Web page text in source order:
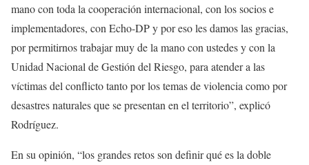
mano con toda la cooperación internacional, con los socios e
implementadores, con Echo-DP y por eso les damos las gracias,
por permitirnos trabajar muy de la mano con ustedes y con la
Unidad Nacional de Gestión del Riesgo, para atender a las
víctimas del conflicto tanto por los temas de violencia como por
desastres naturales que se presentan en el territorio”, explicó
Rodríguez.
En su opinión, “los grandes retos son definir qué es la doble